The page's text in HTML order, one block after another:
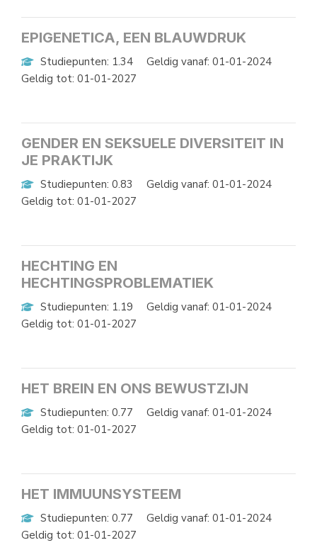
EPIGENETICA, EEN BLAUWDRUK
Studiepunten: 1.34
Geldig vanaf: 01-01-2024
Geldig tot: 01-01-2027
GENDER EN SEKSUELE DIVERSITEIT IN
JE PRAKTIJK
Studiepunten: 0.83
Geldig vanaf: 01-01-2024
Geldig tot: 01-01-2027
HECHTING EN
HECHTINGSPROBLEMATIEK
Studiepunten: 1.19
Geldig vanaf: 01-01-2024
Geldig tot: 01-01-2027
HET BREIN EN ONS BEWUSTZIJN
Studiepunten: 0.77
Geldig vanaf: 01-01-2024
Geldig tot: 01-01-2027
HET IMMUUNSYSTEEM
Studiepunten: 0.77
Geldig vanaf: 01-01-2024
Geldig tot: 01-01-2027